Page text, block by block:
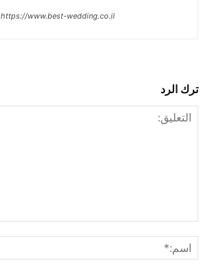
https://www.best-wedding.co.il
ترك الرد